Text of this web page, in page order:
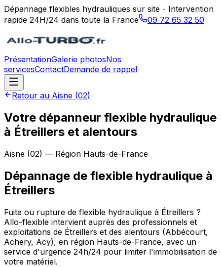
Dépannage flexibles hydrauliques sur site - Intervention
rapide 24H/24 dans toute la France
09 72 65 32 50
PrésentationGalerie photosNos
servicesContactDemande de rappel
Retour au Aisne (02)
Votre dépanneur flexible hydraulique
à Étreillers et alentours
Aisne (02) — Région Hauts-de-France
Dépannage de flexible hydraulique à
Étreillers
Fuite ou rupture de flexible hydraulique à Étreillers ?
Allo-flexible intervient auprès des professionnels et
exploitations de Étreillers et des alentours (Abbécourt,
Achery, Acy), en région Hauts-de-France, avec un
service d'urgence 24h/24 pour limiter l'immobilisation de
votre matériel.